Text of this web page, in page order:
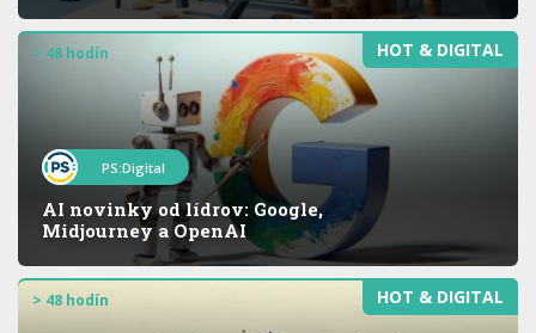
HOT & DIGITAL
> 48 hodín
PS:Digital
AI novinky od lídrov: Google,
Midjourney a OpenAI
HOT & DIGITAL
> 48 hodín